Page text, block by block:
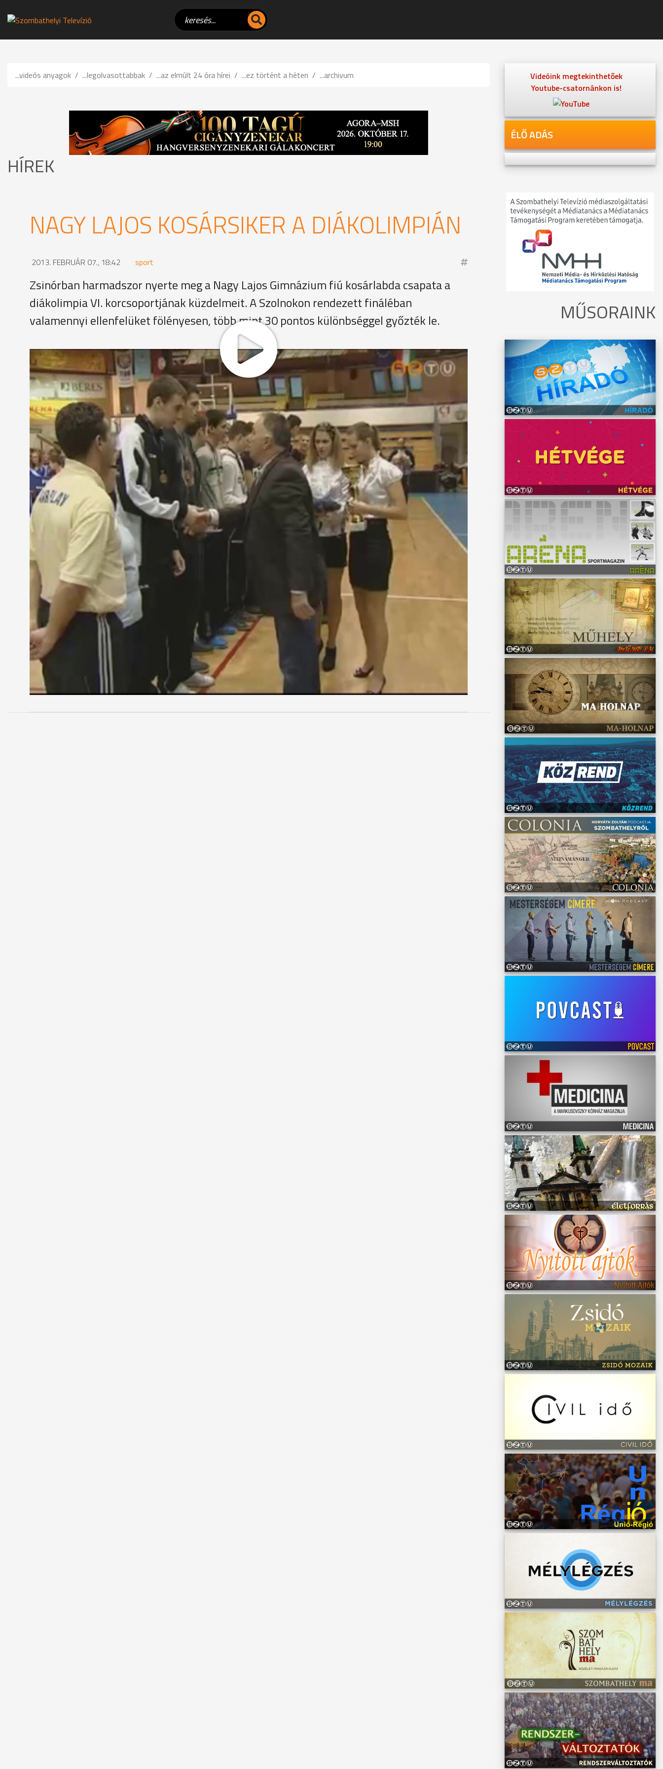
...videós anyagok ...legolvasottabbak ...az elmúlt 24 óra hírei ...ez történt a héten ...archivum
HÍREK
NAGY LAJOS KOSÁRSIKER A DIÁKOLIMPIÁN
2013. FEBRUÁR 07., 18:42 sport
Zsinórban harmadszor nyerte meg a Nagy Lajos Gimnázium fiú kosárlabda csapata a
diákolimpia VI. korcsoportjának küzdelmeit. A Szolnokon rendezett fináléban
valamennyi ellenfelüket fölényesen, több mint 30 pontos különbséggel győzték le.
Erős csapattal utazott a kosárlabda diákolimpia VI. korcsoportjának szolnoki döntőjére a címvédő Nagy Lajos
Gimnázium. A szombathelyi oktatási intézmény együttesében valamennyi játékos igazolt kosarasnak számít: a Falco
vagy a Körmend korosztályos együttesében pattogtat. Így pedig egyértelműen ők számítottak a torna torony magas
esélyesének.
Váradiné Szarka Ildikó testnevelő, Nagy Lajos Gimnázium
"Azt gondolom, hogy az a fajta utánpótlásnevelés, ami itt folyik, és nem csak Szombathelyen, hanem Vas
megyében, mert Golomán György is tagja volt a csapatnak, ez a stílus megelőzi a többi utánpótlás egyesületet. Ezek
a gyerekek egységesek, egységes nevelésben részesülnek. Ez nagyon kiütközött a tornán."
A több korosztályos válogatottal felálló szombathelyi csapat szinte valamennyi mérkőzése idő előtt véget ért,
ugyanis a diákolimpia szabályai szerint 40 pontos különbségnél leléptetik a gyengébbik gárdát. Egyedül a kaposvári
Munkácsy úszta meg az elődöntőben egy kisebb veréssel.
Váradi Benedek kosárlabdázó, Nagy Lajos Gimnázium
"Kétszer egymás után megnyertük ezt a korcsoportot. Mindenki meg akart minket verni. A Szolnokkal játszottuk az
első mérkőzést. Ők voltak azok, akik a legelején megpróbáltak mindent. A többi csapat is megpróbált mindent, de ők
előbb feladták."
A Nagy Lajos Gimnázium kosarasai harmadszor nyerték meg a diákolimpia VI. korcsoportjának versengéseit. A
gárdából idén többen is érettségiznek majd, de akik maradnak, jövőre megcélozzák az újabb bajnoki címet.
MEGOSZTÁS
Videóink megtekinthetőek
Youtube-csatornánkon is!
ÉLŐ ADÁS
MŰSORAINK